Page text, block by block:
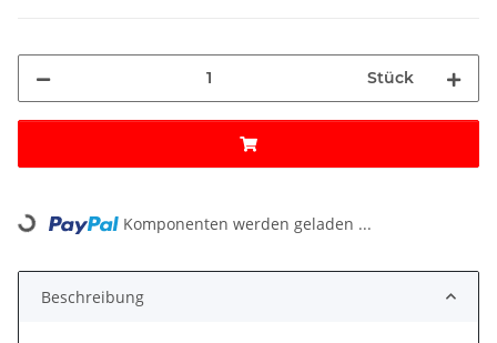
Stück
Loading... Komponenten werden geladen ...
Beschreibung